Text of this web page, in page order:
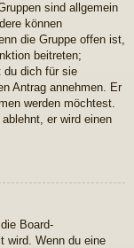
sind allgemein
können
die Gruppe offen ist,
beitreten;
du dich für sie
Antrag annehmen. Er
werden möchtest.
er wird einen
Board-
wird. Wenn du eine